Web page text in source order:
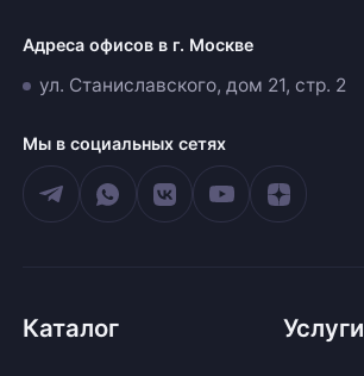
Адреса офисов в г. Москве
ул. Станиславского, дом 21, стр. 2
Мы в социальных сетях
Каталог Услуги